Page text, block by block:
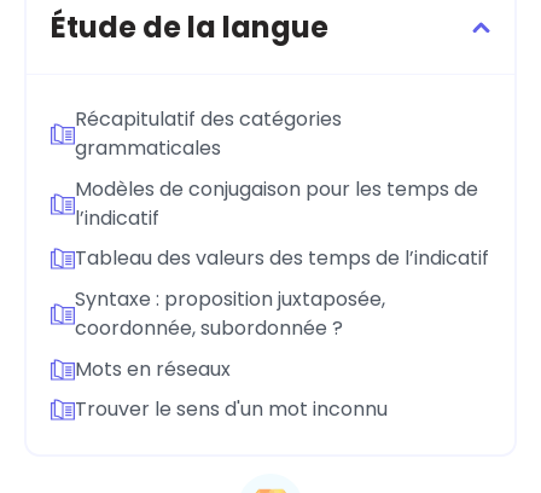
Étude de la langue
Récapitulatif des catégories
grammaticales
Modèles de conjugaison pour les temps de
l’indicatif
Tableau des valeurs des temps de l’indicatif
Syntaxe : proposition juxtaposée,
coordonnée, subordonnée ?
Mots en réseaux
Trouver le sens d'un mot inconnu